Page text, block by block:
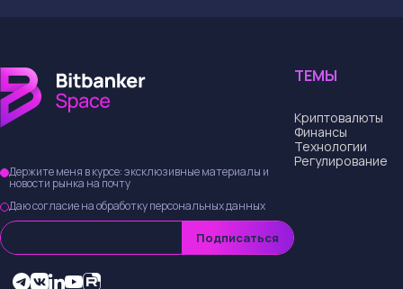
Держите меня в курсе: эксклюзивные материалы и
новости рынка на почту
Даю согласие на обработку персональных данных
Подписаться
ТЕМЫ
Криптовалюты
Финансы
Технологии
Регулирование